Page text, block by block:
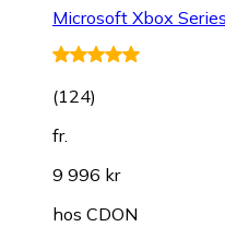
Microsoft Xbox
(124)
fr.
9 996 kr
hos CDON